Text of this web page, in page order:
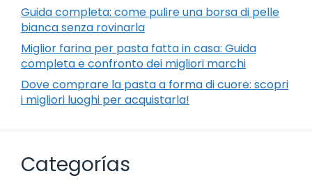
Guida completa: come pulire una borsa di pelle
bianca senza rovinarla
Miglior farina per pasta fatta in casa: Guida
completa e confronto dei migliori marchi
Dove comprare la pasta a forma di cuore: scopri
i migliori luoghi per acquistarla!
Categorías